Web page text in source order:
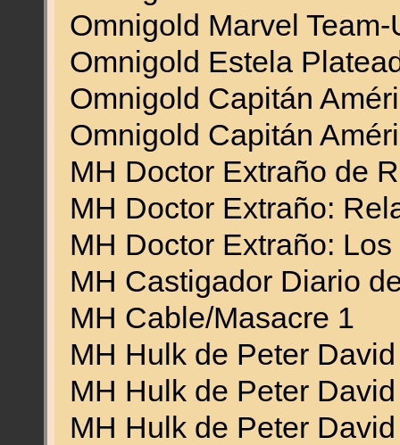
Omnigold Marvel Team-
Omnigold Estela
Omnigold Capitán
Omnigold Capitán
MH Doctor Extraño de
MH Doctor Extraño:
MH Doctor Extraño:
MH Castigador Diario
MH Cable/Masacre 1
MH Hulk de Peter
MH Hulk de Peter
MH Hulk de Peter